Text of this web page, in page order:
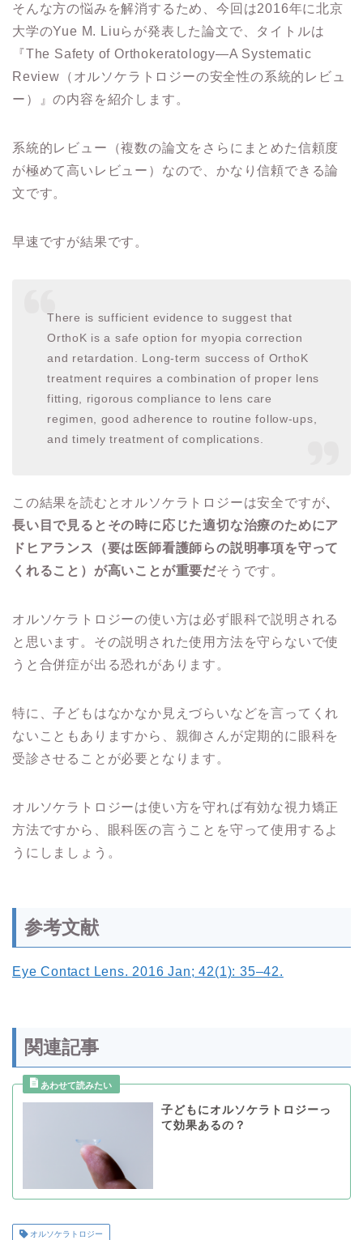
そんな方の悩みを解消するため、今回は2016年に北京
大学のYue M. Liuらが発表した論文で、タイトルは
『The Safety of Orthokeratology—A Systematic
Review（オルソケラトロジーの安全性の系統的レビュ
ー）』の内容を紹介します。
系統的レビュー（複数の論文をさらにまとめた信頼度
が極めて高いレビュー）なので、かなり信頼できる論
文です。
早速ですが結果です。
There is sufficient evidence to suggest that
OrthoK is a safe option for myopia correction
and retardation. Long-term success of OrthoK
treatment requires a combination of proper lens
fitting, rigorous compliance to lens care
regimen, good adherence to routine follow-ups,
and timely treatment of complications.
この結果を読むとオルソケラトロジーは安全ですが、
長い目で見るとその時に応じた適切な治療のためにア
ドヒアランス（要は医師看護師らの説明事項を守って
くれること）が高いことが重要だそうです。
オルソケラトロジーの使い方は必ず眼科で説明される
と思います。その説明された使用方法を守らないで使
うと合併症が出る恐れがあります。
特に、子どもはなかなか見えづらいなどを言ってくれ
ないこともありますから、親御さんが定期的に眼科を
受診させることが必要となります。
オルソケラトロジーは使い方を守れば有効な視力矯正
方法ですから、眼科医の言うことを守って使用するよ
うにしましょう。
参考文献
Eye Contact Lens. 2016 Jan; 42(1): 35–42.
関連記事
子どもにオルソケラトロジーっ
て効果あるの？
オルソケラトロジー